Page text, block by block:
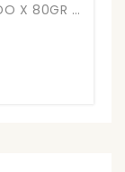
TALCO PEDICO DR. WELLS MENTOLADO X 80GR (6)